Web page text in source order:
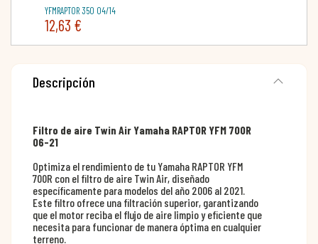
YFMRAPTOR 350 04/14
12,63 €
Descripción
Filtro de aire Twin Air Yamaha RAPTOR YFM 700R
06-21
Optimiza el rendimiento de tu Yamaha RAPTOR YFM
700R con el filtro de aire Twin Air, diseñado
específicamente para modelos del año 2006 al 2021.
Este filtro ofrece una filtración superior, garantizando
que el motor reciba el flujo de aire limpio y eficiente que
necesita para funcionar de manera óptima en cualquier
terreno.